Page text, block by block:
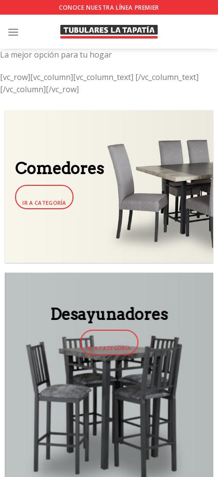
to
content
CONOCE NUESTRA LÍNEA PREMIER
La mejor opción para tu hogar
[vc_row][vc_column][vc_column_text] [/vc_column_text]
[/vc_column][/vc_row]
Comedores
IR A CATEGORÍA
Desayunadores
IR A CATEGORÍA